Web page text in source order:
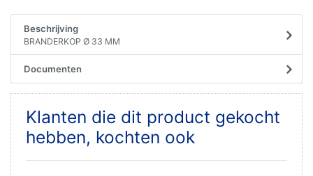
Beschrijving
BRANDERKOP Ø 33 MM
Documenten
Klanten die dit product gekocht
hebben, kochten ook